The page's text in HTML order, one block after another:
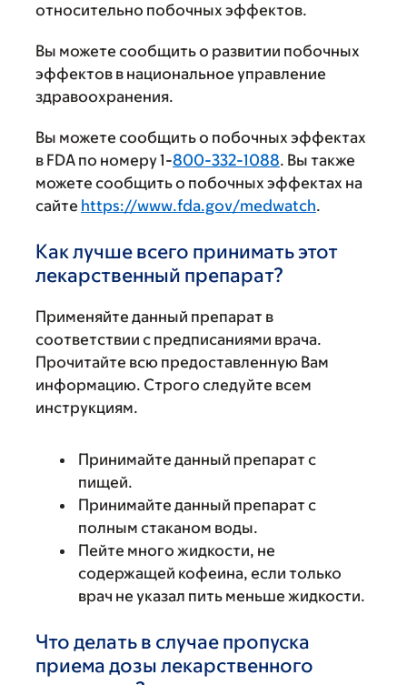
относительно побочных эффектов.
Вы можете сообщить о развитии побочных
эффектов в национальное управление
здравоохранения.
Вы можете сообщить о побочных эффектах
в FDA по номеру 1-800-332-1088. Вы также
можете сообщить о побочных эффектах на
сайте https://www.fda.gov/medwatch.
Как лучше всего принимать этот
лекарственный препарат?
Применяйте данный препарат в
соответствии с предписаниями врача.
Прочитайте всю предоставленную Вам
информацию. Строго следуйте всем
инструкциям.
Принимайте данный препарат с
пищей.
Принимайте данный препарат с
полным стаканом воды.
Пейте много жидкости, не
содержащей кофеина, если только
врач не указал пить меньше жидкости.
Что делать в случае пропуска
приема дозы лекарственного